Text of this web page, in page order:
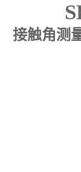
接触角测